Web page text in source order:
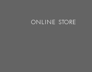
ONLINE STORE